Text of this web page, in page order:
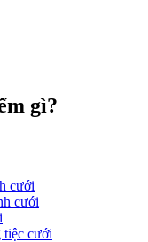
gì?
cưới
cưới
tiệc cưới